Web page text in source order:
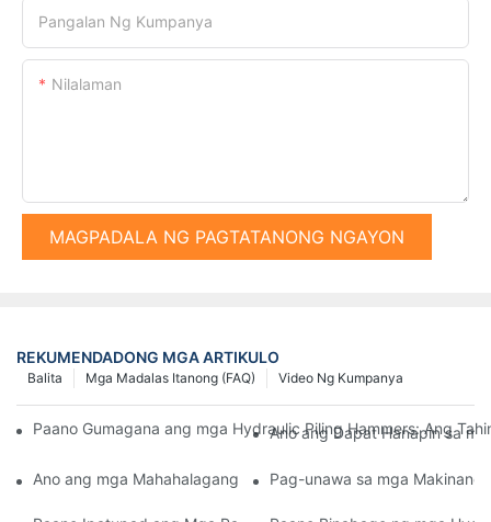
Pangalan Ng Kumpanya
Nilalaman
MAGPADALA NG PAGTATANONG NGAYON
REKUMENDADONG MGA ARTIKULO
Video Ng Kumpanya
Mga Madalas Itanong (FAQ)
Balita
Paano Gumagana ang mga Hydraulic Piling Hammers: Ang
Ano ang Dapat Hanapin sa
Ano ang mga Mahahalagang Bahagi ng Makinang
Pag-unawa sa mga Makinang